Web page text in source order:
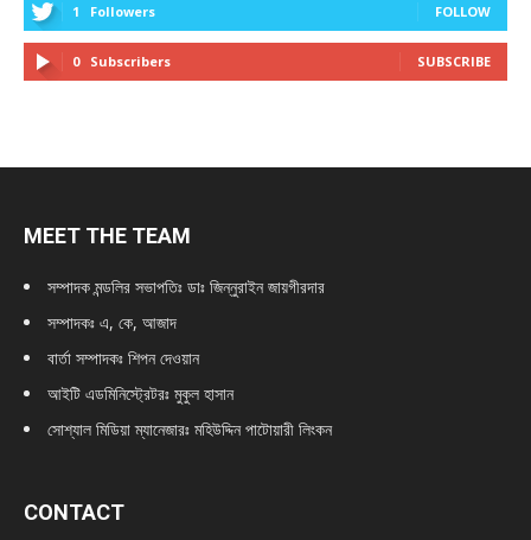
1 Followers FOLLOW
0 Subscribers SUBSCRIBE
MEET THE TEAM
সম্পাদক মন্ডলির সভাপতিঃ ডাঃ জিন্নুরাইন জায়গীরদার
সম্পাদকঃ এ, কে, আজাদ
বার্তা সম্পাদকঃ শিপন দেওয়ান
আইটি এডমিনিস্ট্রেটরঃ মুকুল হাসান
সোশ্যাল মিডিয়া ম্যানেজারঃ মহিউদ্দিন পাটোয়ারী লিংকন
CONTACT